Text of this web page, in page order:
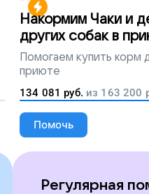
Накормим Чаки и
других собак в
Помогаем купить корм
приюте
134 081 руб. из 163 200
Помочь
Регулярная